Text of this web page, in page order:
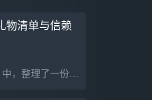
物清单与信赖
在《明日方舟：终末地》中，整理了一份干员的礼物清单，以帮助玩家快速提升干员的信赖度。与精锻相比，信赖提升的性价比更高，建议管理员在备战危机合约时不忘增强干员的信赖度。